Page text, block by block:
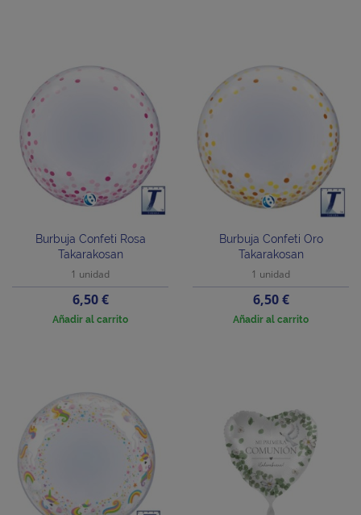
Burbuja Confeti Rosa
Takarakosan
1 unidad
Precio
6,50 €
Añadir al carrito
Burbuja Confeti Oro
Takarakosan
1 unidad
Precio
6,50 €
Añadir al carrito